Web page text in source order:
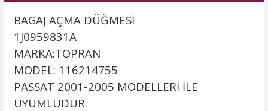
BAGAJ AÇMA DÜĞMESİ
1J0959831A
MARKA:TOPRAN
MODEL: 116214755
PASSAT 2001-2005 MODELLERİ İLE
UYUMLUDUR.